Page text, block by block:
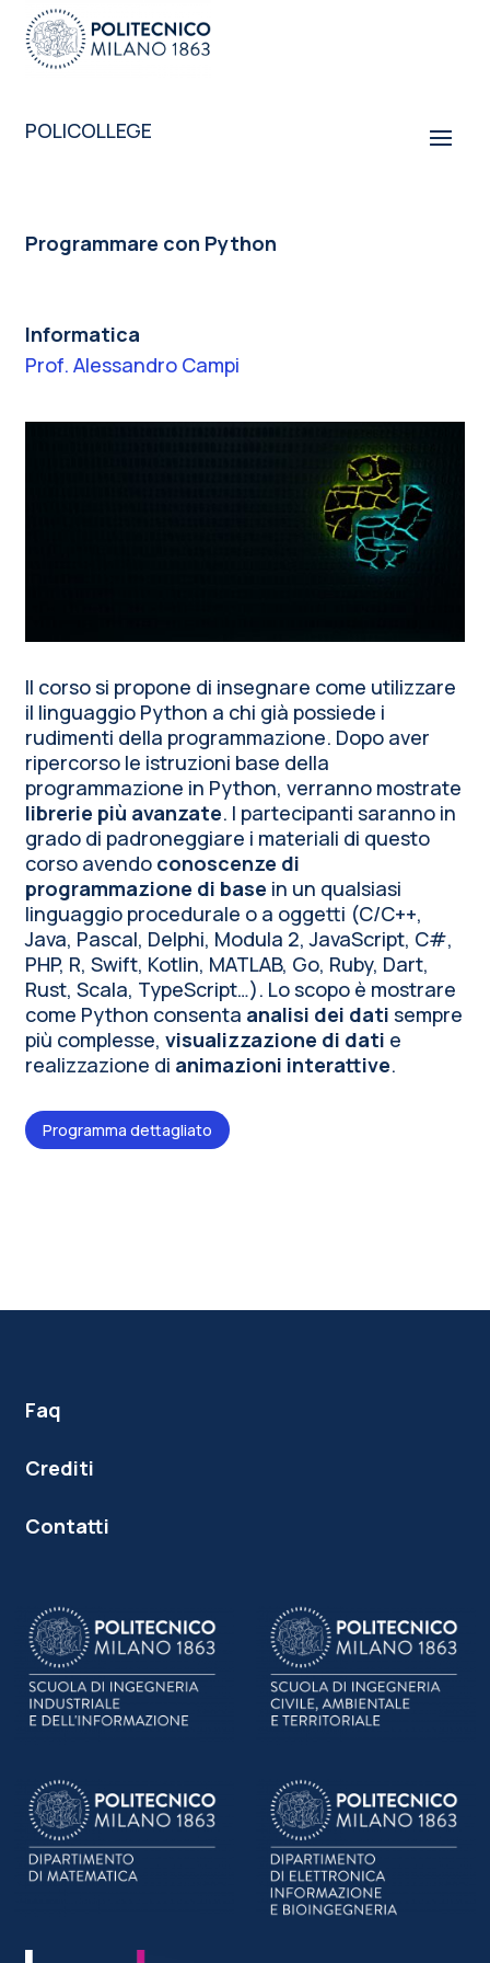
POLICOLLEGE
Programmare con Python
Informatica
Prof. Alessandro Campi
Il corso si propone di insegnare come utilizzare
il linguaggio Python a chi già possiede i
rudimenti della programmazione. Dopo aver
ripercorso le istruzioni base della
programmazione in Python, verranno mostrate
librerie più avanzate. I partecipanti saranno in
grado di padroneggiare i materiali di questo
corso avendo conoscenze di
programmazione di base in un qualsiasi
linguaggio procedurale o a oggetti (C/C++,
Java, Pascal, Delphi, Modula 2, JavaScript, C#,
PHP, R, Swift, Kotlin, MATLAB, Go, Ruby, Dart,
Rust, Scala, TypeScript…). Lo scopo è mostrare
come Python consenta analisi dei dati sempre
più complesse, visualizzazione di dati e
realizzazione di animazioni interattive.
Programma dettagliato
Faq
Crediti
Contatti